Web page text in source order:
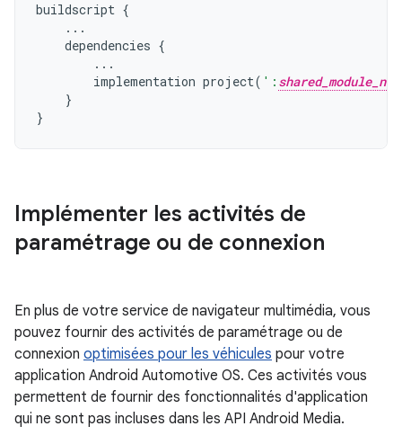
buildscript {
...
dependencies {
...
implementation project( ':
}
}
Implémenter les activités de
paramétrage ou de connexion
En plus de votre service de navigateur multimédia, vous
pouvez fournir des activités de paramétrage ou de
connexion optimisées pour les véhicules pour votre
application Android Automotive OS. Ces activités vous
permettent de fournir des fonctionnalités d'application
qui ne sont pas incluses dans les API Android Media.